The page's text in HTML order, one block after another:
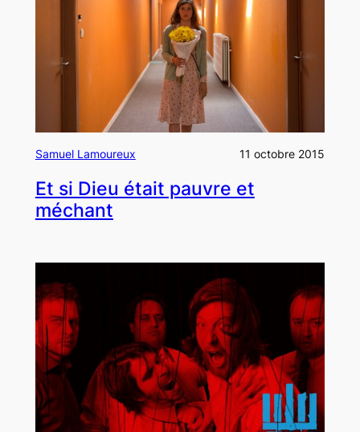
Samuel Lamoureux 11 octobre 2015
Et si Dieu était pauvre et
méchant